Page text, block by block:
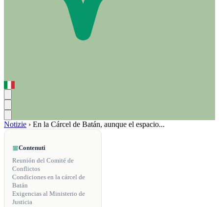
Notizie › En la Cárcel de Batán, aunque el espacio...
Contenuti
Reunión del Comité de
Conflictos
Condiciones en la cárcel de
Batán
Exigencias al Ministerio de
Justicia